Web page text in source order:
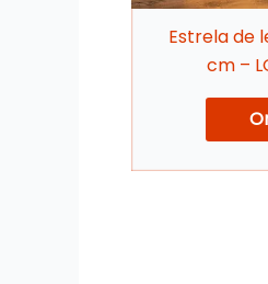
Estrela de
cm –